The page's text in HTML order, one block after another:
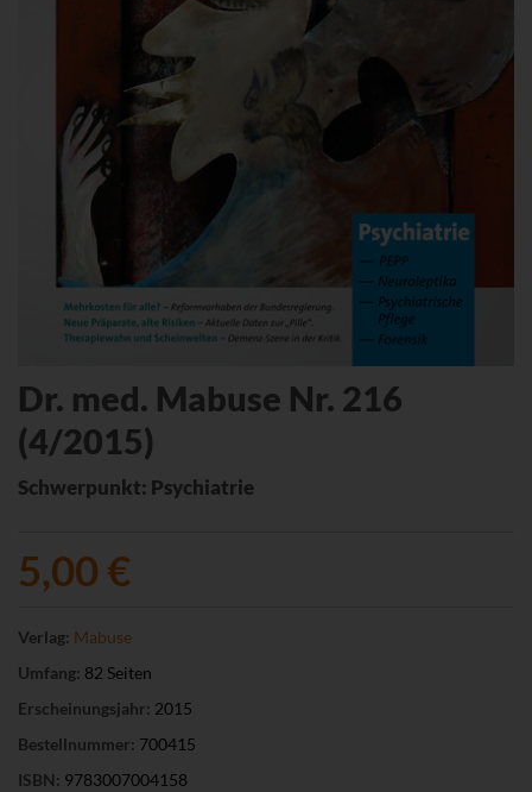
Dr. med. Mabuse Nr. 216
(4/2015)
Schwerpunkt: Psychiatrie
5,00 €
Verlag: Mabuse
Umfang: 82 Seiten
Erscheinungsjahr: 2015
Bestellnummer: 700415
ISBN: 9783007004158